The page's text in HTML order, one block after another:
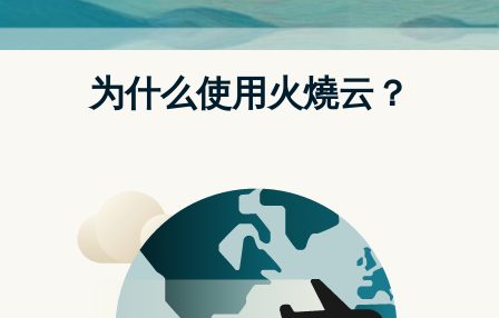
夏天最快乐事情之一是在冷气房睡到自然醒，近期台电整理列出
了五项省电小技巧，透过这些日常习惯，可让电费看起来没那麽
庞大，也能让你的荷包更省，一起来看看有哪些省电撇步吧！